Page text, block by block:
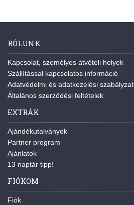
RÓLUNK
Kapcsolat, személyes átvételi helyek
Szállítással kapcsolatos információ
Adatvédelmi és adatkezelési szabályzat
Általános szerződési feltételek
EXTRÁK
Ajándékutalványok
Partner program
Ajánlatok
13 naptár tipp!
FIÓKOM
Fiók